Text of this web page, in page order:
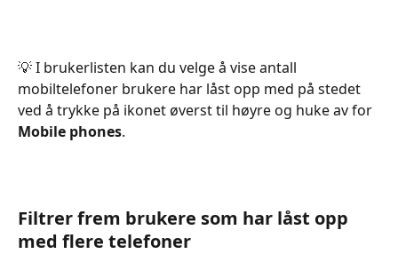
💡 I brukerlisten kan du velge å vise antall
mobiltelefoner brukere har låst opp med på stedet
ved å trykke på ikonet øverst til høyre og huke av for
Mobile phones.
Filtrer frem brukere som har låst opp
med flere telefoner